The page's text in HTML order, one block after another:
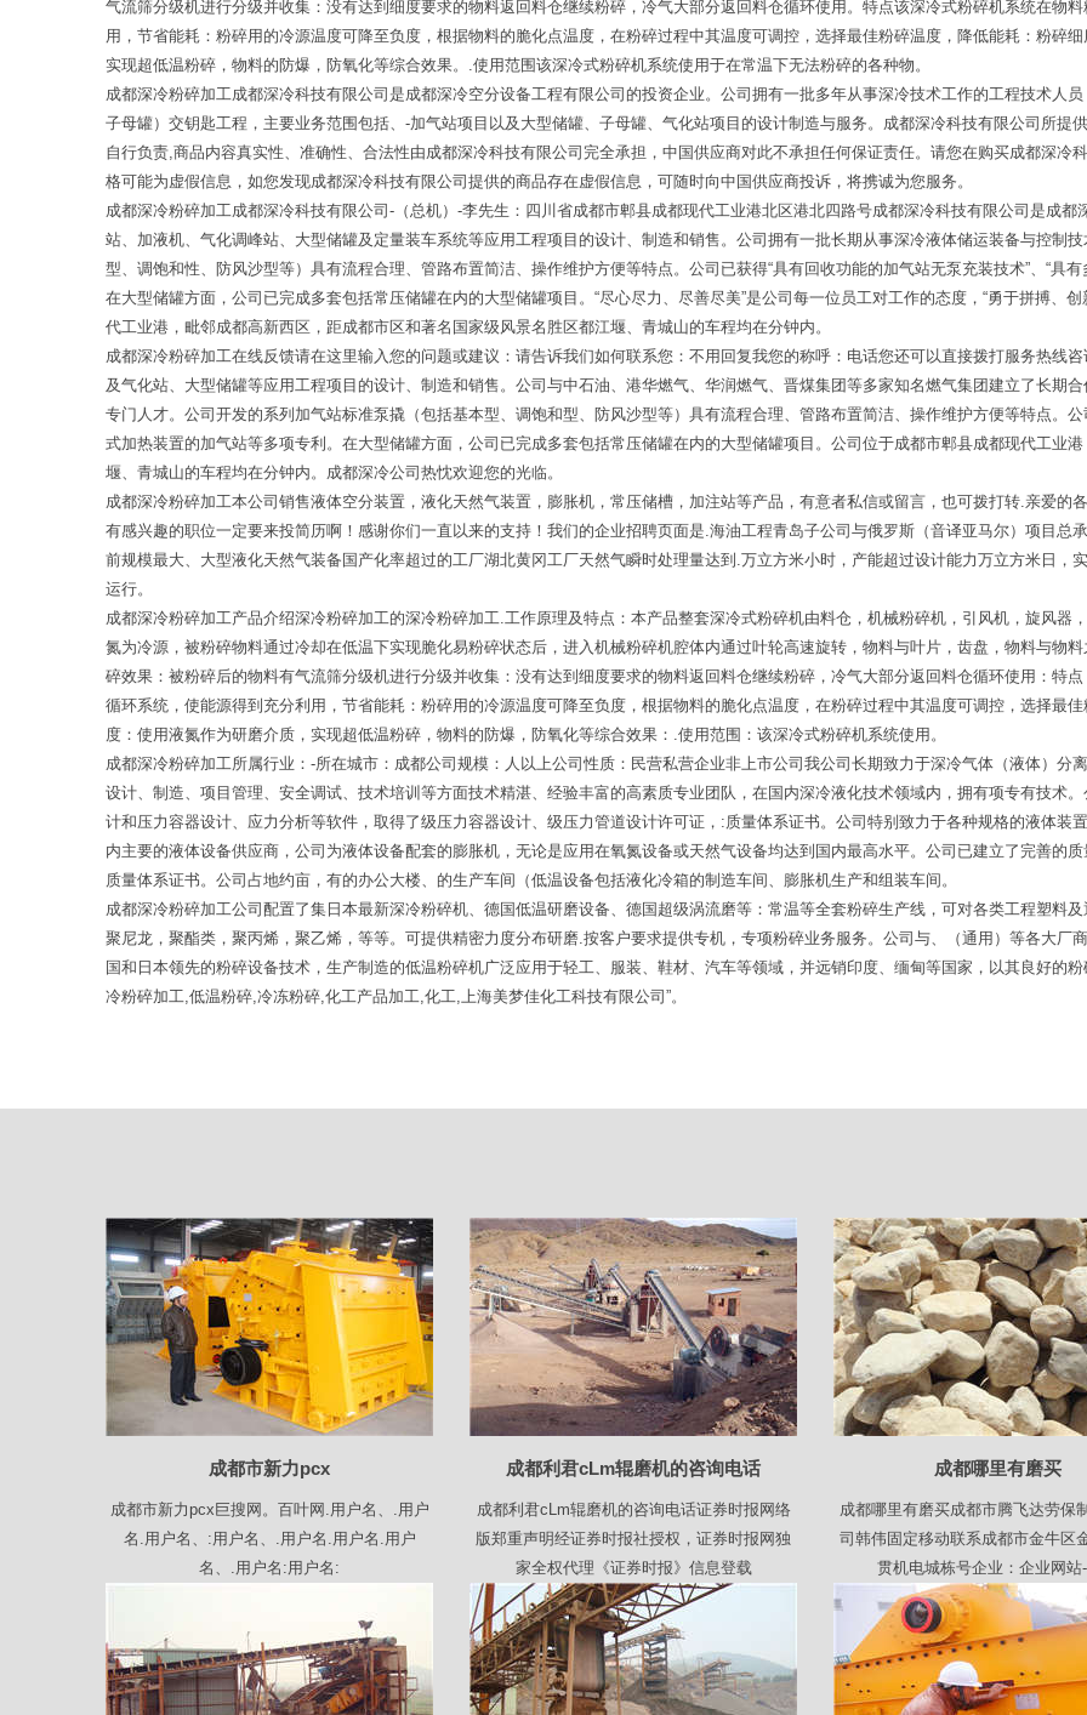
气流筛分级机进行分级并收集：没有达到细度要求的物料返回料仓继续粉碎，冷气大部分返回料仓循环使用。特点该深冷式粉碎机系统在物
用，节省能耗：粉碎用的冷源温度可降至负度，根据物料的脆化点温度，在粉碎过程中其温度可调控，选择最佳粉碎温度，降低能耗：粉碎
实现超低温粉碎，物料的防爆，防氧化等综合效果。.使用范围该深冷式粉碎机系统使用于在常温下无法粉碎的各种物。
成都深冷粉碎加工成都深冷科技有限公司是成都深冷空分设备工程有限公司的投资企业。公司拥有一批多年从事深冷技术工作的工程技术人
子母罐）交钥匙工程，主要业务范围包括、-加气站项目以及大型储罐、子母罐、气化站项目的设计制造与服务。成都深冷科技有限公司所提
自行负责,商品内容真实性、准确性、合法性由成都深冷科技有限公司完全承担，中国供应商对此不承担任何保证责任。请您在购买成都深冷
格可能为虚假信息，如您发现成都深冷科技有限公司提供的商品存在虚假信息，可随时向中国供应商投诉，将携诚为您服务。
成都深冷粉碎加工成都深冷科技有限公司-（总机）-李先生：四川省成都市郫县成都现代工业港北区港北四路号成都深冷科技有限公司是成
站、加液机、气化调峰站、大型储罐及定量装车系统等应用工程项目的设计、制造和销售。公司拥有一批长期从事深冷液体储运装备与控制
型、调饱和性、防风沙型等）具有流程合理、管路布置简洁、操作维护方便等特点。公司已获得“具有回收功能的加气站无泵充装技术”、“具
在大型储罐方面，公司已完成多套包括常压储罐在内的大型储罐项目。“尽心尽力、尽善尽美”是公司每一位员工对工作的态度，“勇于拼搏、
代工业港，毗邻成都高新西区，距成都市区和著名国家级风景名胜区都江堰、青城山的车程均在分钟内。
成都深冷粉碎加工在线反馈请在这里输入您的问题或建议：请告诉我们如何联系您：不用回复我您的称呼：电话您还可以直接拨打服务热线
及气化站、大型储罐等应用工程项目的设计、制造和销售。公司与中石油、港华燃气、华润燃气、晋煤集团等多家知名燃气集团建立了长期
专门人才。公司开发的系列加气站标准泵撬（包括基本型、调饱和型、防风沙型等）具有流程合理、管路布置简洁、操作维护方便等特点。
式加热装置的加气站等多项专利。在大型储罐方面，公司已完成多套包括常压储罐在内的大型储罐项目。公司位于成都市郫县成都现代工业
堰、青城山的车程均在分钟内。成都深冷公司热忱欢迎您的光临。
成都深冷粉碎加工本公司销售液体空分装置，液化天然气装置，膨胀机，常压储槽，加注站等产品，有意者私信或留言，也可拨打转.亲爱的
有感兴趣的职位一定要来投简历啊！感谢你们一直以来的支持！我们的企业招聘页面是.海油工程青岛子公司与俄罗斯（音译亚马尔）项目总
前规模最大、大型液化天然气装备国产化率超过的工厂湖北黄冈工厂天然气瞬时处理量达到.万立方米小时，产能超过设计能力万立方米日，
运行。
成都深冷粉碎加工产品介绍深冷粉碎加工的深冷粉碎加工.工作原理及特点：本产品整套深冷式粉碎机由料仓，机械粉碎机，引风机，旋风器
氮为冷源，被粉碎物料通过冷却在低温下实现脆化易粉碎状态后，进入机械粉碎机腔体内通过叶轮高速旋转，物料与叶片，齿盘，物料与物
碎效果：被粉碎后的物料有气流筛分级机进行分级并收集：没有达到细度要求的物料返回料仓继续粉碎，冷气大部分返回料仓循环使用：特
循环系统，使能源得到充分利用，节省能耗：粉碎用的冷源温度可降至负度，根据物料的脆化点温度，在粉碎过程中其温度可调控，选择最
度：使用液氮作为研磨介质，实现超低温粉碎，物料的防爆，防氧化等综合效果：.使用范围：该深冷式粉碎机系统使用。
成都深冷粉碎加工所属行业：-所在城市：成都公司规模：人以上公司性质：民营私营企业非上市公司我公司长期致力于深冷气体（液体）分
设计、制造、项目管理、安全调试、技术培训等方面技术精湛、经验丰富的高素质专业团队，在国内深冷液化技术领域内，拥有项专有技术
计和压力容器设计、应力分析等软件，取得了级压力容器设计、级压力管道设计许可证，:质量体系证书。公司特别致力于各种规格的液体装
内主要的液体设备供应商，公司为液体设备配套的膨胀机，无论是应用在氧氮设备或天然气设备均达到国内最高水平。公司已建立了完善的
质量体系证书。公司占地约亩，有的办公大楼、的生产车间（低温设备包括液化冷箱的制造车间、膨胀机生产和组装车间。
成都深冷粉碎加工公司配置了集日本最新深冷粉碎机、德国低温研磨设备、德国超级涡流磨等：常温等全套粉碎生产线，可对各类工程塑料
聚尼龙，聚酯类，聚丙烯，聚乙烯，等等。可提供精密力度分布研磨.按客户要求提供专机，专项粉碎业务服务。公司与、（通用）等各大厂
国和日本领先的粉碎设备技术，生产制造的低温粉碎机广泛应用于轻工、服装、鞋材、汽车等领域，并远销印度、缅甸等国家，以其良好的
冷粉碎加工,低温粉碎,冷冻粉碎,化工产品加工,化工,上海美梦佳化工科技有限公司”。
成都市新力pcx
成都市新力pcx巨搜网。百叶网.用户名、.用户
名.用户名、:用户名、.用户名.用户名.用户
名、.用户名:用户名:
成都利君cLm辊磨机的咨询电话
成都利君cLm辊磨机的咨询电话证券时报网络
版郑重声明经证券时报社授权，证券时报网独
家全权代理《证券时报》信息登载
成都哪里有磨买
成都哪里有磨买成都市腾飞达劳保
司韩伟固定移动联系成都市金牛区
贯机电城栋号企业：企业网站